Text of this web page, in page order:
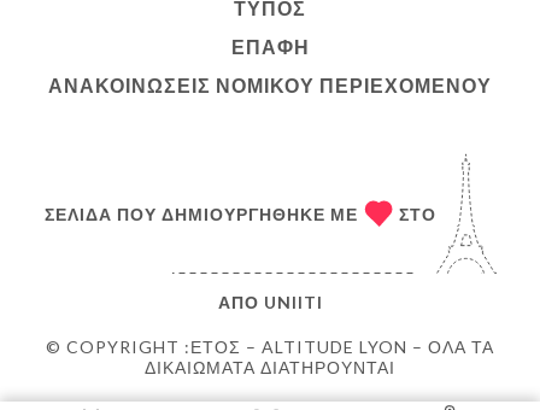
ΤΎΠΟΣ
ΕΠΑΦΉ
ΑΝΑΚΟΙΝΏΣΕΙΣ ΝΟΜΙΚΟΎ ΠΕΡΙΕΧΟΜΈΝΟΥ
© COPYRIGHT :ΈΤΟΣ – ALTITUDE LYON – ΌΛΑ ΤΑ
ΔΙΚΑΙΏΜΑΤΑ ΔΙΑΤΗΡΟΎΝΤΑΙ
ΣΕΛΊΔΑ ΠΟΥ ΔΗΜΙΟΥΡΓΉΘΗΚΕ ΜΕ ΣΤΟ
ΑΠΌ UNIITI